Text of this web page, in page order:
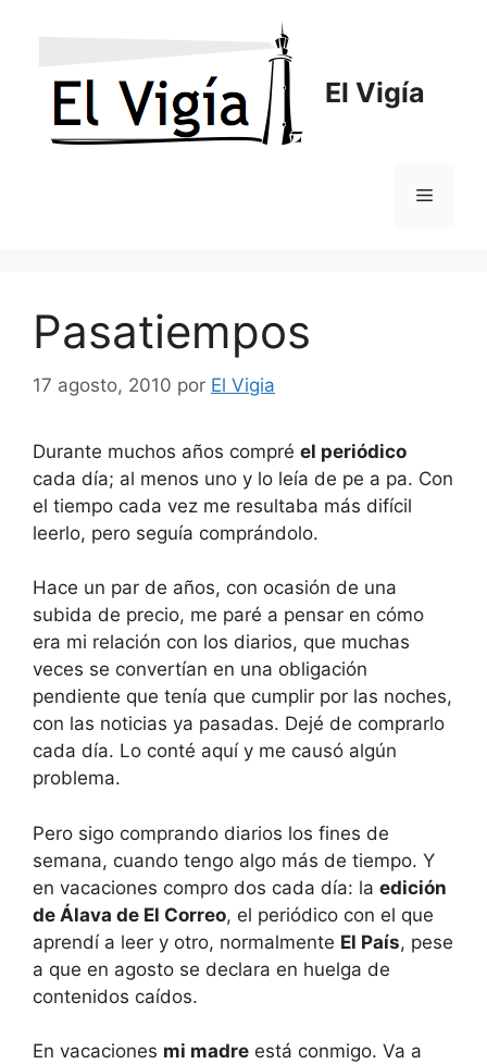
El Vigía
Menú
Pasatiempos
17 agosto, 2010 por El Vigia
Durante muchos años compré el periódico
cada día; al menos uno y lo leía de pe a pa. Con
el tiempo cada vez me resultaba más difícil
leerlo, pero seguía comprándolo.
Hace un par de años, con ocasión de una
subida de precio, me paré a pensar en cómo
era mi relación con los diarios, que muchas
veces se convertían en una obligación
pendiente que tenía que cumplir por las noches,
con las noticias ya pasadas. Dejé de comprarlo
cada día. Lo conté aquí y me causó algún
problema.
Pero sigo comprando diarios los fines de
semana, cuando tengo algo más de tiempo. Y
en vacaciones compro dos cada día: la edición
de Álava de El Correo, el periódico con el que
aprendí a leer y otro, normalmente El País, pese
a que en agosto se declara en huelga de
contenidos caídos.
En vacaciones mi madre está conmigo. Va a